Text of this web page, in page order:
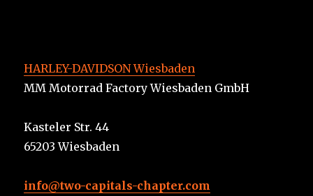
HARLEY-DAVIDSON Wiesbaden
MM Motorrad Factory Wiesbaden GmbH
Kasteler Str. 44
65203 Wiesbaden
info@two-capitals-chapter.com